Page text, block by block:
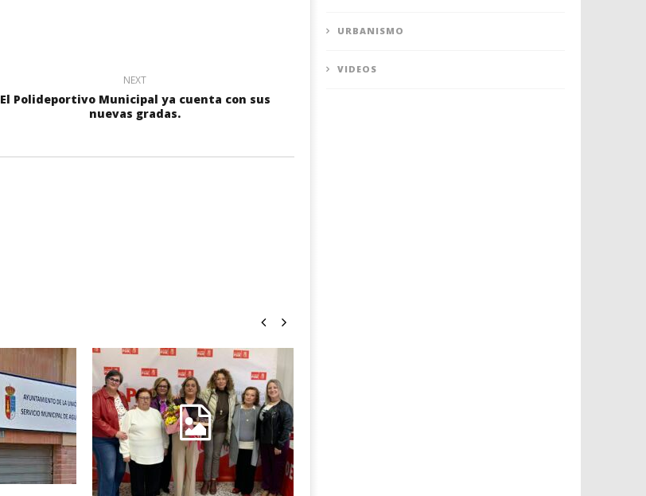
NEXT
El Polideportivo Municipal ya cuenta con sus
nuevas gradas.
URBANISMO
VIDEOS